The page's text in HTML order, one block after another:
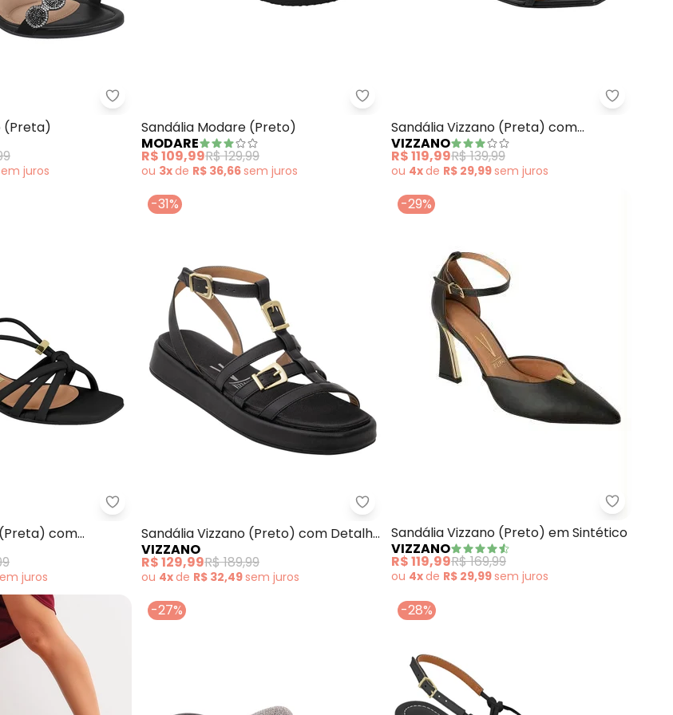
(Preto) em SintéticoBeira Rio - Sandália Beira Rio (Preta)
(Preta)
juros
Modare - Sandália Modare (Preto)
Sandália Modare (Preto)
MODARE
R$ 109,99R$ 129,99
ou 3xde R$ 36,66sem juros
Vizzano
Sandália Vizzano (Preta) com
Adereço Dourado
VIZZANO
R$ 119,99R$ 139,99
ou 4xde R$ 29,99sem juros
Rio (Preto) em SintéticoVizzano - Sandália Vizzano (Preta) com Palmilha Confort
com
juros
-31%
Vizzano - Sandália Vizzano (Preto) com Detalhe
Sandália Vizzano (Preto) com Detalhe
de Fivelas
VIZZANO
R$ 129,99R$ 189,99
ou 4xde R$ 32,49sem juros
-29%
Vizzano
Sandália Vizzano (Preto) em Sintético
VIZZANO
R$ 119,99R$ 169,99
ou 4xde R$ 29,99sem juros
-27% -28%